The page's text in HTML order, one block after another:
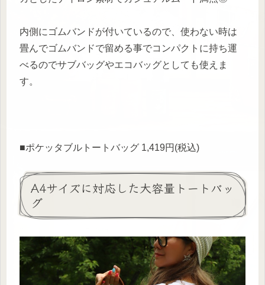
内側にゴムバンドが付いているので、使わない時は
畳んでゴムバンドで留める事でコンパクトに持ち運
べるのでサブバッグやエコバッグとしても使えま
す。
■ポケッタブルトートバッグ 1,419円(税込)
A4サイズに対応した大容量トートバッ
グ